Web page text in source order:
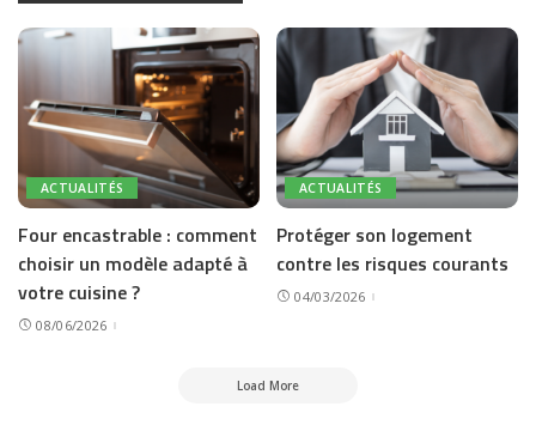
ACTUALITÉS
Four encastrable : comment
choisir un modèle adapté à
votre cuisine ?
08/06/2026
ACTUALITÉS
Protéger son logement
contre les risques courants
04/03/2026
Load More